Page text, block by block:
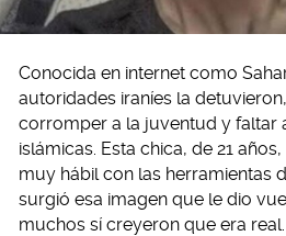
Conocida en internet como
autoridades iraníes la
corromper a la juventud y faltar
islámicas. Esta chica, de 21
muy hábil con las herramientas
surgió esa imagen que le dio
muchos sí creyeron que era real.